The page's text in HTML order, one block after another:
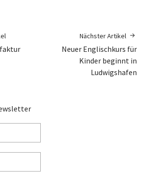
Nächster Artikel
Neuer Englischkurs für
Kinder beginnt in
Ludwigshafen